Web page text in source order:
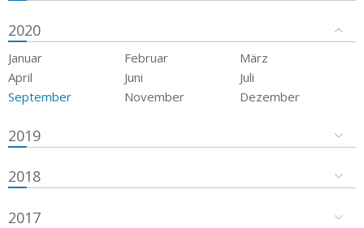
2020
Januar Februar
März
April
Juni
Juli
September
November Dezember
2019
2018
2017